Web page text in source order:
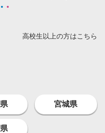
高校生以上の方はこちら
宮城県